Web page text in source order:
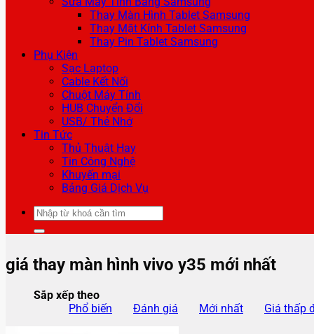
Thay Màn Hình Tablet Samsung
Thay Mặt Kính Tablet Samsung
Thay Pin Tablet Samsung
Phụ Kiện
Sạc Laptop
Cable Kết Nối
Chuột Máy Tính
HUB Chuyển Đổi
USB/ Thẻ Nhớ
Tin Tức
Thủ Thuật Hay
Tin Công Nghệ
Khuyến mại
Bảng Giá Dịch Vụ
Tìm
kiếm:
giá thay màn hình vivo y35 mới nhất
Sắp xếp theo
Phổ biến
Đánh giá Mới nhất Giá thấp